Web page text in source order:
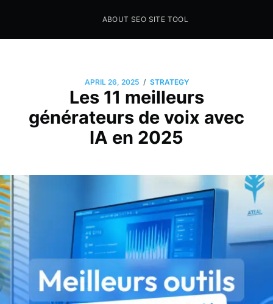
Seo Sites Tool
ABOUT SEO SITE TOOL
APRIL 26, 2025 / STRATEGY
Les 11 meilleurs
générateurs de voix avec
IA en 2025